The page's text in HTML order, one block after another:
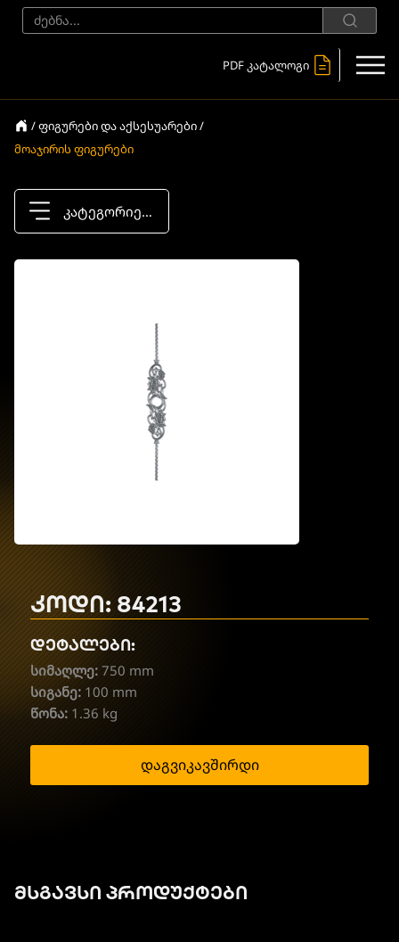
PDF კატალოგი
/ ფიგურები და აქსესუარები /
მოაჯირის ფიგურები
კატეგორიები
კოდი: 84213
დეტალები:
სიმაღლე: 750 mm
სიგანე: 100 mm
წონა: 1.36 kg
დაგვიკავშირდი
მსგავსი პროდუქტები